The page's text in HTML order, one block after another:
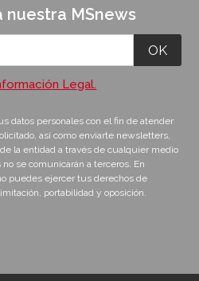
nuestra MSnews
Legal.
datos personales con el fin de atender
así como enviarte newsletters,
la entidad a través de cualquier medio
se comunicarán a terceros. En
puedes ejercer tus derechos de
portabilidad y oposición.